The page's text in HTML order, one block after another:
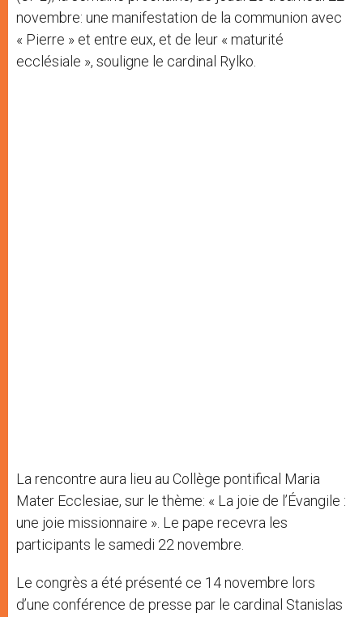
novembre: une manifestation de la communion avec
« Pierre » et entre eux, et de leur « maturité
ecclésiale », souligne le cardinal Rylko.
La rencontre aura lieu au Collège pontifical Maria
Mater Ecclesiae, sur le thème: « La joie de l’Évangile :
une joie missionnaire ». Le pape recevra les
participants le samedi 22 novembre.
Le congrès a été présenté ce 14 novembre lors
d’une conférence de presse par le cardinal Stanislas